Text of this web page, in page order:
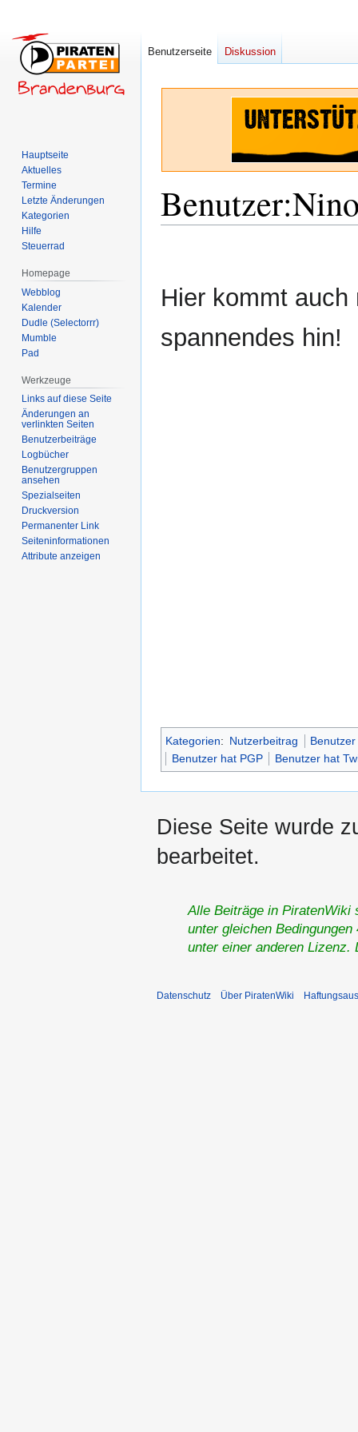
Benutzer:
Hier kommt auch
spannendes hin!
Kategorien: Nutzerbeitrag
Benutzer hat PGP
Benutzer hat
Benutzerseite Diskussion
Hauptseite
Aktuelles
Termine
Letzte Änderungen
Kategorien
Hilfe
Steuerrad
Homepage
Webblog
Kalender
Dudle (Selectorrr)
Mumble
Pad
Werkzeuge
Links auf diese Seite
Änderungen an
verlinkten Seiten
Benutzerbeiträge
Logbücher
Benutzergruppen
ansehen
Spezialseiten
Druckversion
Permanenter Link
Seiten­­informationen
Attribute anzeigen
Diese Seite wurde
bearbeitet.
Alle Beiträge in PiratenWiki
unter gleichen
unter einer anderen
Datenschutz Über PiratenWiki